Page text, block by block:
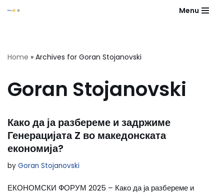
Menu
Home » Archives for Goran Stojanovski
Goran Stojanovski
Како да ја разбереме и задржиме
Генерацијата Z во македонската
економија?
by Goran Stojanovski
ЕКОНОМСКИ ФОРУМ 2025 – Како да ја разбереме и